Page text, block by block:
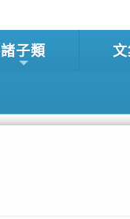
諸子類